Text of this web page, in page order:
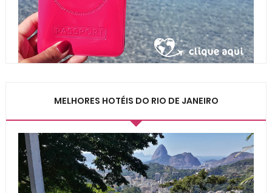
MELHORES HOTÉIS DO RIO DE JANEIRO